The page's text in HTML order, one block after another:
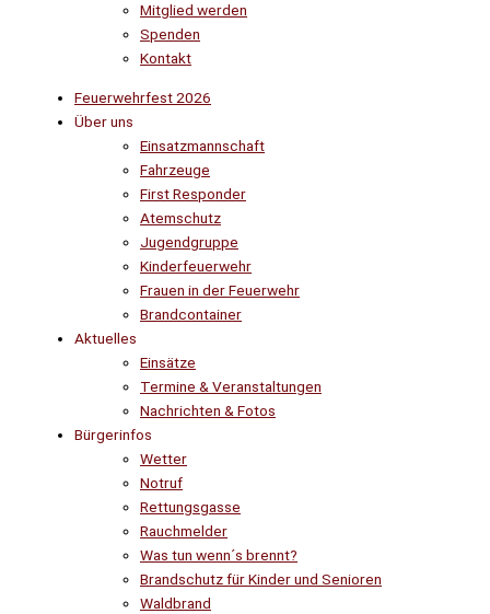
Mitglied werden
Spenden
Kontakt
Feuerwehrfest 2026
Über uns
Einsatzmannschaft
Fahrzeuge
First Responder
Atemschutz
Jugendgruppe
Kinderfeuerwehr
Frauen in der Feuerwehr
Brandcontainer
Aktuelles
Einsätze
Termine & Veranstaltungen
Nachrichten & Fotos
Bürgerinfos
Wetter
Notruf
Rettungsgasse
Rauchmelder
Was tun wenn´s brennt?
Brandschutz für Kinder und Senioren
Waldbrand